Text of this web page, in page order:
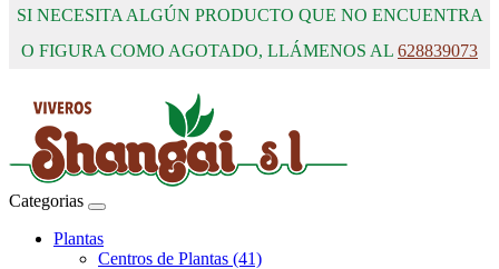
SI NECESITA ALGÚN PRODUCTO QUE NO ENCUENTRA
O FIGURA COMO AGOTADO, LLÁMENOS AL 628839073
Categorias
Plantas
Centros de Plantas (41)